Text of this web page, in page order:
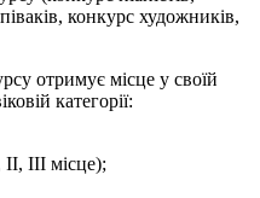
конкурс художників,
отримує місце у своїй
категорії:
ІІІ місце);